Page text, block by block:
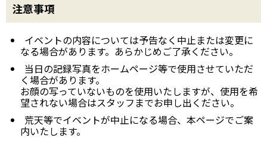
注意事項
イベントの内容については予告なく中止または変更に
なる場合があります。あらかじめご了承ください。
当日の記録写真をホームページ等で使用させていただ
く場合があります。
お顔の写っていないものを使用いたしますが、使用を希
望されない場合はスタッフまでお申し出ください。
荒天等でイベントが中止になる場合、本ページでご案
内いたします。